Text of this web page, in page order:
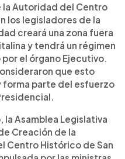
la Autoridad del Centro
los legisladores de la
creará una zona fuera
y tendrá un régimen
el órgano Ejecutivo.
que esto
parte del esfuerzo
la Asamblea Legislativa
Creación de la
Centro Histórico de San